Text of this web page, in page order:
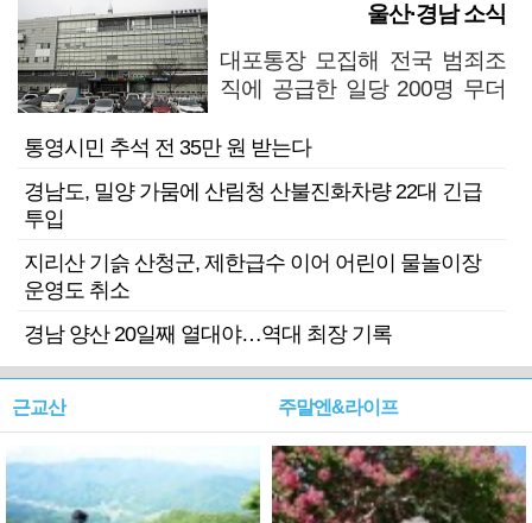
울산·경남 소식
대포통장 모집해 전국 범죄조
직에 공급한 일당 200명 무더
통영시민 추석 전 35만 원 받는다
경남도, 밀양 가뭄에 산림청 산불진화차량 22대 긴급
투입
지리산 기슭 산청군, 제한급수 이어 어린이 물놀이장
운영도 취소
경남 양산 20일째 열대야…역대 최장 기록
근교산 주말엔&라이프